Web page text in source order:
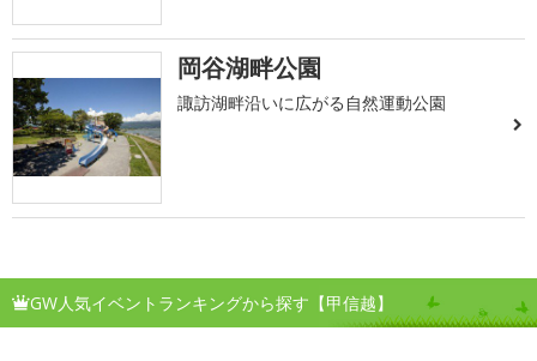
岡谷湖畔公園
諏訪湖畔沿いに広がる自然運動公園
GW人気イベントランキングから探す【甲信越】